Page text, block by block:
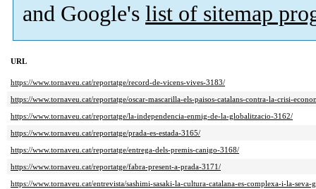
and Google's list of sitemap
URL
https://www.tornaveu.cat/reportatge/record-de-vicens-vives-3183/
https://www.tornaveu.cat/reportatge/oscar-mascarilla-els-paisos-catalans-contra-la-crisi-
https://www.tornaveu.cat/reportatge/la-independencia-enmig-de-la-globalitzacio-3162/
https://www.tornaveu.cat/reportatge/prada-es-estada-3165/
https://www.tornaveu.cat/reportatge/entrega-dels-premis-canigo-3168/
https://www.tornaveu.cat/reportatge/fabra-present-a-prada-3171/
https://www.tornaveu.cat/entrevista/sashimi-sasaki-la-cultura-catalana-es-complexa-i-la-